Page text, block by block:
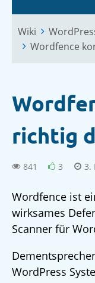
Wiki
Wordfence
richtig
841 3 3.
Wordfence ist
wirksames
Scanner für
WordPress